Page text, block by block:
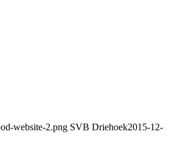
website-2.png SVB Driehoek2015-12-